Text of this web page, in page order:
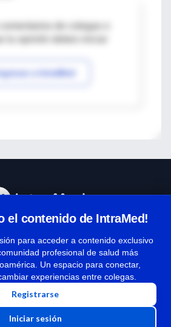
de colegas o
a IntraMed
el contenido de IntraMed!
para acceder a contenido exclusivo
profesional de salud más
Un espacio para conectar,
experiencias entre colegas.
Registrarse
Iniciar sesión
y condiciones
de privacidad
reservados | Copyright 1997-2026